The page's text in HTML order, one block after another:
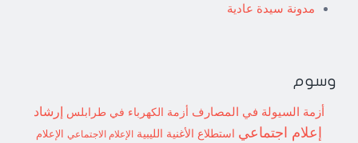
مدونة سيدة عادية
وسوم
أزمة السيولة في المصارف أزمة الكهرباء في طرابلس إرشاد
إعلام اجتماعي استطلاع الأغنية الليبية الإعلام الاجتماعي
الإعلام